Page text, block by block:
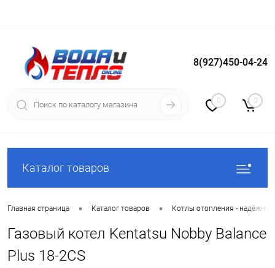
Вход Регистрация
8(927)450-04-24
0 0
Каталог товаров
Главная страница • Каталог товаров • Котлы отопления -
Газовый котел Kentatsu Nobby Balance
Plus 18-2CS